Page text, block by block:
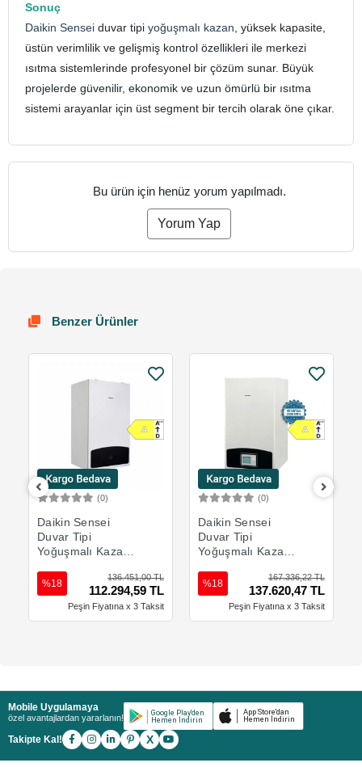
Sonuç
Daikin Sensei duvar tipi yoğuşmalı kazan , yüksek kapasite,
üstün verimlilik ve gelişmiş kontrol özellikleri ile merkezi
ısıtma sistemlerinde profesyonel bir çözüm sunar. Büyük
projelerde güvenilir, ekonomik ve uzun ömürlü bir ısıtma
sistemi arayanlar için üst segment bir tercih olarak öne çıkar.
Bu ürün için henüz yorum yapılmadı.
Yorum Yap
Benzer Ürünler
(0)
Daikin Sensei
Duvar Tipi
Yoğuşmalı Kazan
136.451,00 TL
112.294,59 TL
%18
Peşin Fiyatına x 3 Taksit
(0)
Daikin Sensei
Duvar Tipi
Yoğuşmalı Kazan
167.336,22 TL
137.620,47 TL
%18
Peşin Fiyatına x 3 Taksit
Mobile Uygulamaya
özel avantajlardan yararlanın!
Takipte Kal! X